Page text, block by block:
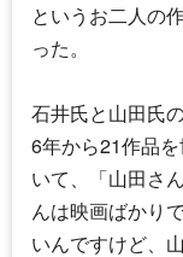
というお二人の
った。
石井氏と山田氏
6年から21作品
いて、「山田さ
んは映画ばかり
いんですけど、